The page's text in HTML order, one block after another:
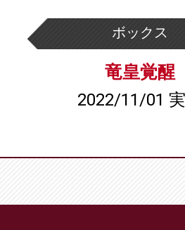
ボックス
竜皇覚醒
2022/11/01